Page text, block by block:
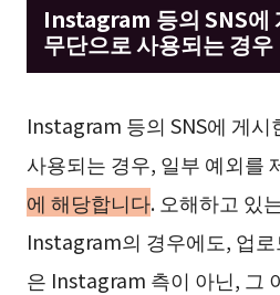
Instagram 등의 SNS에
무단으로 사용되는 경우
Instagram 등의 SNS에 게시
사용되는 경우, 일부 예외를
에 해당합니다. 오해하고 있
Instagram의 경우에도, 업
은 Instagram 측이 아닌, 그